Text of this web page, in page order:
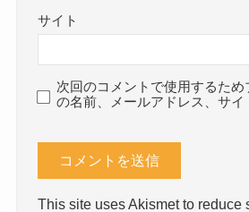
サイト
次回のコメントで使用するため
の名前、メールアドレス、サイ
This site uses Akismet to reduce